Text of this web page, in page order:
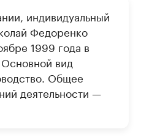
индивидуальный
Федоренко
1999 года в
вид
Общее
деятельности —